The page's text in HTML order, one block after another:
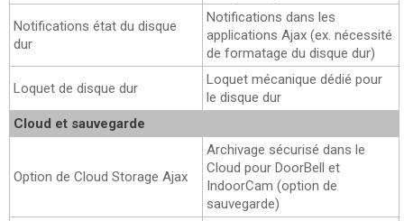
Notifications état du disque
dur
Notifications dans les
applications Ajax (ex. nécessité
de formatage du disque dur)
Loquet de disque dur
Loquet mécanique dédié pour
le disque dur
Cloud et sauvegarde
Option de Cloud Storage Ajax
Archivage sécurisé dans le
Cloud pour DoorBell et
IndoorCam (option de
sauvegarde)